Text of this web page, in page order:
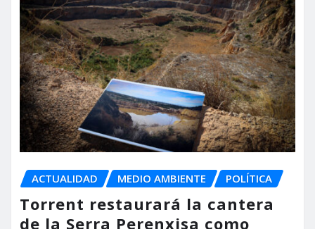
ACTUALIDAD MEDIO AMBIENTE POLÍTICA
Torrent restaurará la cantera
de la Serra Perenxisa como